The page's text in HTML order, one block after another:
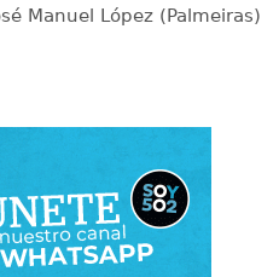
Manuel López (Palmeiras)